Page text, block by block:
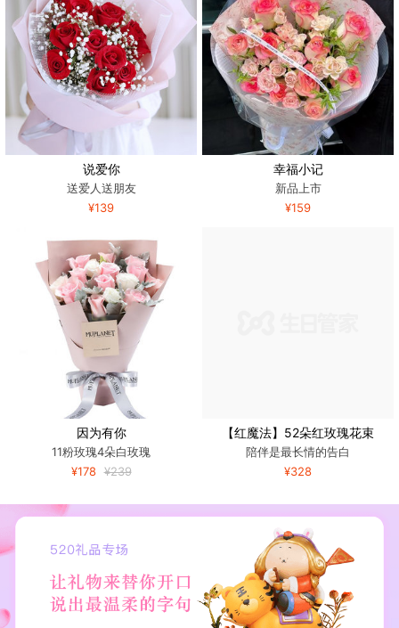
说爱你
送爱人送朋友
¥139
幸福小记
新品上市
¥159
因为有你
11粉玫瑰4朵白玫瑰
¥178 ¥239
【红魔法】52朵红玫瑰花束
陪伴是最长情的告白
¥328